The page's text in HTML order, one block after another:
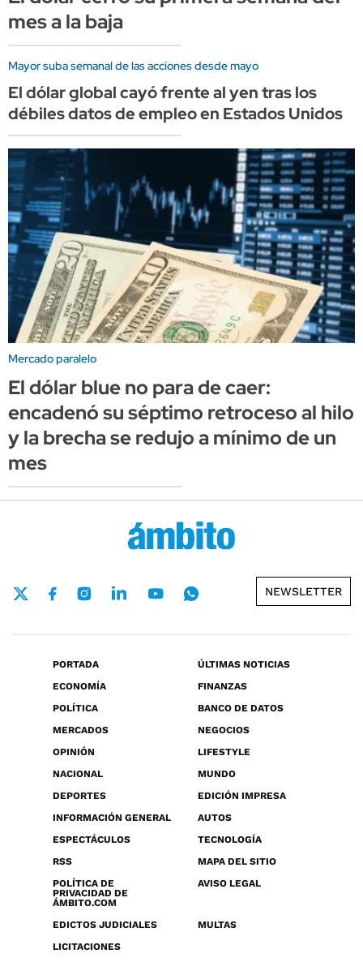
mes a la baja
Mayor suba semanal de las acciones desde mayo
El dólar global cayó frente al yen tras los
débiles datos de empleo en Estados Unidos
Mercado paralelo
El dólar blue no para de caer:
encadenó su séptimo retroceso al hilo
y la brecha se redujo a mínimo de un
mes
NEWSLETTER
PORTADA
ÚLTIMAS NOTICIAS
ECONOMÍA
FINANZAS
POLÍTICA
BANCO DE DATOS
MERCADOS
NEGOCIOS
OPINIÓN
LIFESTYLE
NACIONAL
MUNDO
DEPORTES
EDICIÓN IMPRESA
INFORMACIÓN GENERAL
AUTOS
ESPECTÁCULOS
TECNOLOGÍA
RSS
MAPA DEL SITIO
POLÍTICA DE
PRIVACIDAD DE
ÁMBITO.COM
AVISO LEGAL
EDICTOS JUDICIALES
MULTAS
LICITACIONES